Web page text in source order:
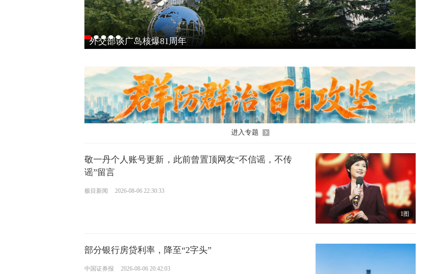
外交部谈广岛核爆81周年
进入专题
敬一丹个人账号更新，此前曾置顶网友“不信谣，不传
谣”留言
极目新闻 2026-08-06 22:30:33
1图
部分银行房贷利率，降至“2字头”
中国证券报 2026-08-06 20:42:03